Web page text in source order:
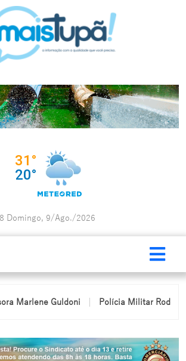
Domingo, 9/Ago./2026
Guldoni Polícia Militar Rodoviária